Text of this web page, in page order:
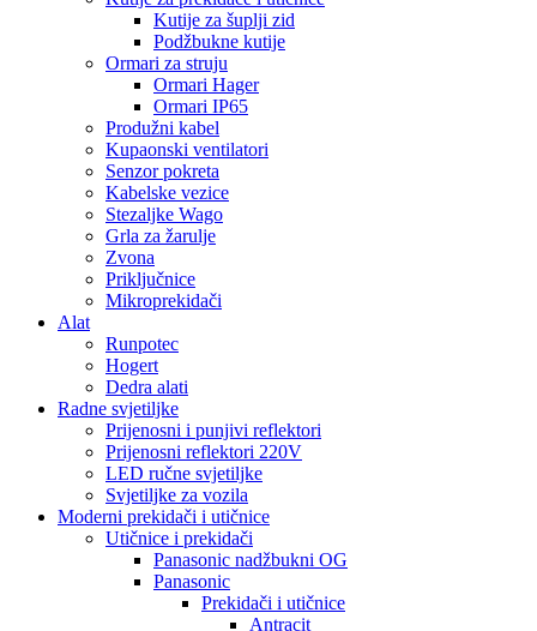
Kutije za šuplji zid
Podžbukne kutije
Ormari za struju
Ormari Hager
Ormari IP65
Produžni kabel
Kupaonski ventilatori
Senzor pokreta
Kabelske vezice
Stezaljke Wago
Grla za žarulje
Zvona
Priključnice
Mikroprekidači
Alat
Runpotec
Hogert
Dedra alati
Radne svjetiljke
Prijenosni i punjivi reflektori
Prijenosni reflektori 220V
LED ručne svjetiljke
Svjetiljke za vozila
Moderni prekidači i utičnice
Utičnice i prekidači
Panasonic nadžbukni OG
Panasonic
Prekidači i utičnice
Antracit